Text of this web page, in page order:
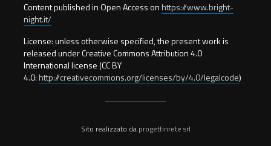
Content published in Open Access onhttps://www.bright-
night.it/
License: unless otherwise specified, the present work is
released under Creative Commons Attribution 4.0
International license (CC BY
4.0:http://creativecommons.org/licenses/by/4.0/legalcode)
Sito realizzato da progettinrete srl